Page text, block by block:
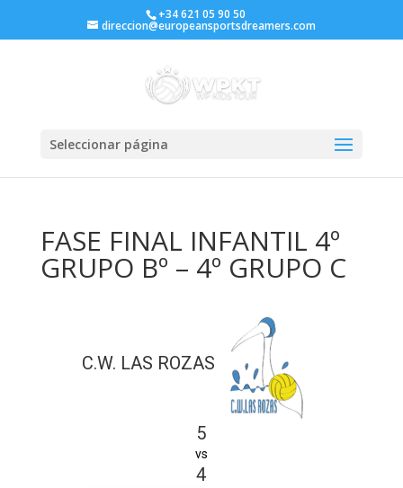
+34 621 05 90 50
direccion@europeansportsdreamers.com
Seleccionar página
FASE FINAL INFANTIL 4º
GRUPO Bº – 4º GRUPO C
C.W. LAS ROZAS
5
vs
4